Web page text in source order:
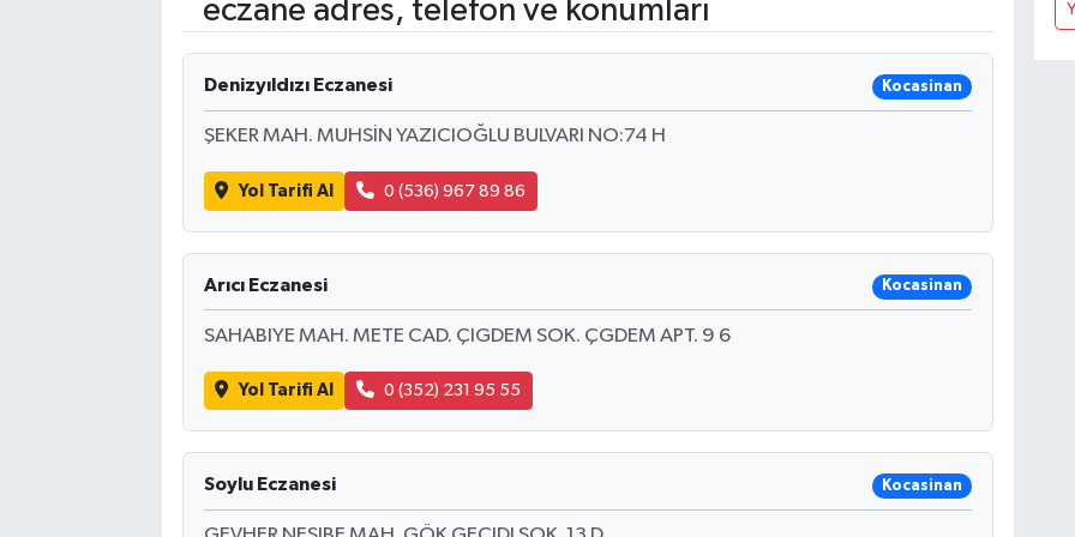
eczane adres, telefon ve konumları
Denizyıldızı Eczanesi Kocasinan
ŞEKER MAH. MUHSİN YAZICIOĞLU BULVARI NO:74 H
Yol Tarifi Al 0 (536) 967 89 86
Arıcı Eczanesi Kocasinan
SAHABIYE MAH. METE CAD. ÇIGDEM SOK. ÇGDEM APT. 9 6
Yol Tarifi Al 0 (352) 231 95 55
Soylu Eczanesi Kocasinan